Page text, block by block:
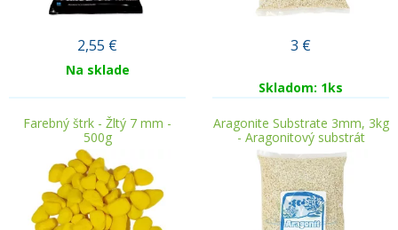
2,55 €
Na sklade
3 €
Skladom: 1ks
Farebný štrk - Žltý 7 mm -
500g
Aragonite Substrate 3mm, 3kg
- Aragonitový substrát